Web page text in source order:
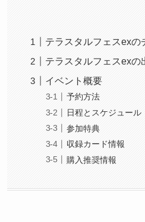
テラスタルフェスexの
テラスタルフェスexの
イベント概要
予約方法
日程とスケジュール
参加特典
収録カード情報
購入推奨情報